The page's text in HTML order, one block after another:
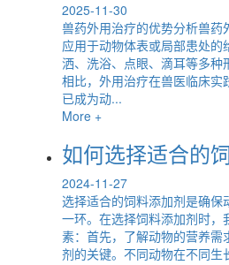
2025-11-30
兽药外用治疗的优势分析兽药
应用于动物体表或局部患处
洒、洗浴、点眼、滴耳等多种
相比，外用治疗在兽医临床实
已成为动...
More +
如何选择适合的
2024-11-27
选择适合的饲料添加剂是确保
一环。在选择饲料添加剂时，
素：首先，了解动物的营养需
剂的关键。不同动物在不同生